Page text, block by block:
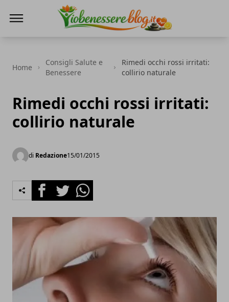
Home
Consigli Salute e
Benessere
Rimedi occhi rossi irritati:
collirio naturale
Rimedi occhi rossi irritati:
collirio naturale
di Redazione15/01/2015
FacebookTwitterWhatsapp